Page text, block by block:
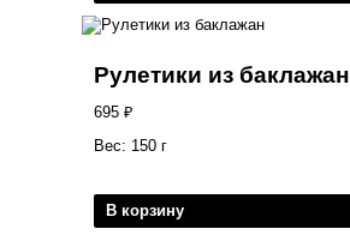
Рулетики из баклажан
695 ₽
Вес: 150 г
В корзину